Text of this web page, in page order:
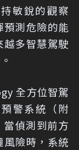
敏銳的觀察
測危險的能
多智慧駕駛
全方位智駕
警系統（附
偵測到前方
險時，系統